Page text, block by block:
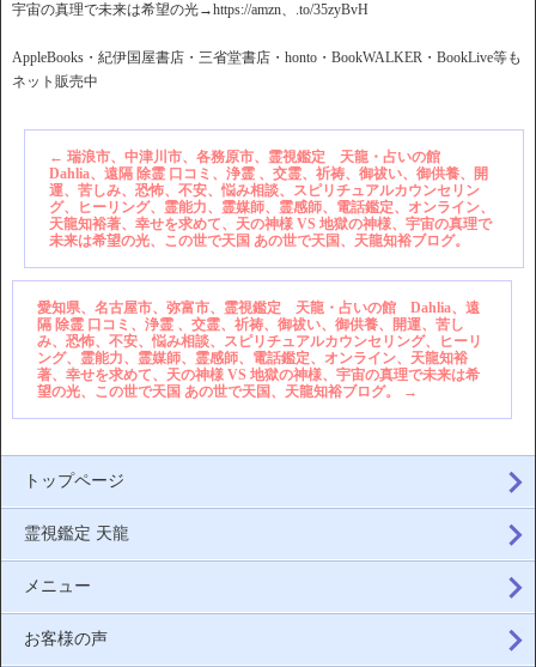
宇宙の真理で未来は希望の光→https://amzn、.to/35zyBvH
AppleBooks・紀伊国屋書店・三省堂書店・honto・BookWALKER・BookLive等も
ネット販売中
← 瑞浪市、中津川市、各務原市、霊視鑑定 天龍・占いの館
Dahlia、遠隔 除霊 口コミ、浄霊 、交霊、祈祷、御祓い、御供養、開
運、苦しみ、恐怖、不安、悩み相談、スピリチュアルカウンセリン
グ、ヒーリング、霊能力、霊媒師、霊感師、電話鑑定、オンライン、
天龍知裕著、幸せを求めて、天の神様 VS 地獄の神様、宇宙の真理で
未来は希望の光、この世で天国 あの世で天国、天龍知裕ブログ。
愛知県、名古屋市、弥富市、霊視鑑定 天龍・占いの館 Dahlia、遠
隔 除霊 口コミ、浄霊 、交霊、祈祷、御祓い、御供養、開運、苦し
み、恐怖、不安、悩み相談、スピリチュアルカウンセリング、ヒーリ
ング、霊能力、霊媒師、霊感師、電話鑑定、オンライン、天龍知裕
著、幸せを求めて、天の神様 VS 地獄の神様、宇宙の真理で未来は希
望の光、この世で天国 あの世で天国、天龍知裕ブログ。
→
トップページ
霊視鑑定 天龍
メニュー
お客様の声